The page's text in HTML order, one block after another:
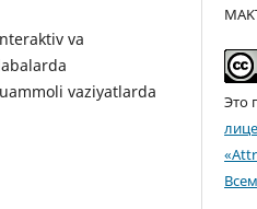
va
vaziyatlarda
Это